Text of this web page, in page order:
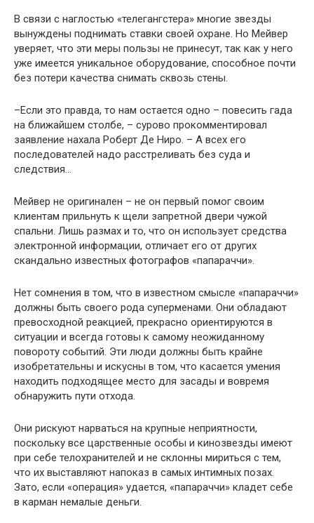
В связи с наглостью «телегангстера» многие звезды
вынуждены поднимать ставки своей охране. Но Мейвер
уверяет, что эти меры пользы не принесут, так как у него
уже имеется уникальное оборудование, способное почти
без потери качества снимать сквозь стены.
–Если это правда, то нам остается одно – повесить гада
на ближайшем столбе, – сурово прокомментировал
заявление нахала Роберт Де Ниро. – А всех его
последователей надо расстреливать без суда и
следствия…
Мейвер не оригинален – не он первый помог своим
клиентам прильнуть к щели запретной двери чужой
спальни. Лишь размах и то, что он использует средства
электронной информации, отличает его от других
скандально известных фотографов «папараччи».
Нет сомнения в том, что в известном смысле «папараччи»
должны быть своего рода суперменами. Они обладают
превосходной реакцией, прекрасно ориентируются в
ситуации и всегда готовы к самому неожиданному
повороту событий. Эти люди должны быть крайне
изобретательны и искусны в том, что касается умения
находить подходящее место для засады и вовремя
обнаружить пути отхода.
Они рискуют нарваться на крупные неприятности,
поскольку все царственные особы и кинозвезды имеют
при себе телохранителей и не склонны мириться с тем,
что их выставляют напоказ в самых интимных позах.
Зато, если «операция» удается, «папараччи» кладет себе
в карман немалые деньги.